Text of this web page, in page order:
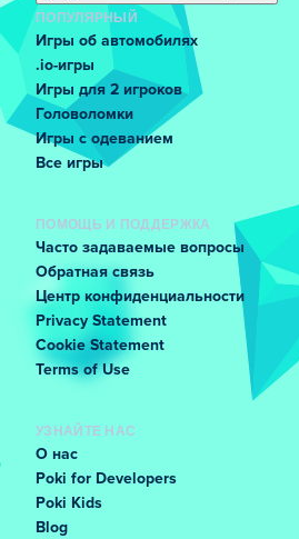
ПОПУЛЯРНЫЙ
Игры об автомобилях
.io-игры
Игры для 2 игроков
Головоломки
Игры с одеванием
Все игры
ПОМОЩЬ И ПОДДЕРЖКА
Часто задаваемые вопросы
Обратная связь
Центр конфиденциальности
Privacy Statement
Cookie Statement
Terms of Use
УЗНАЙТЕ НАС
О нас
Poki for Developers
Poki Kids
Blog